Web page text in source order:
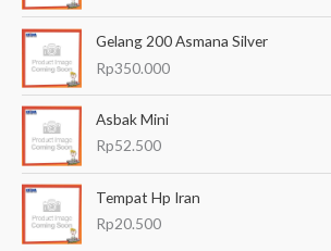
u
n
u
Gelang 200 Asmana Silver
Rp350.000
Asbak Mini
Rp52.500
Tempat Hp Iran
Rp20.500